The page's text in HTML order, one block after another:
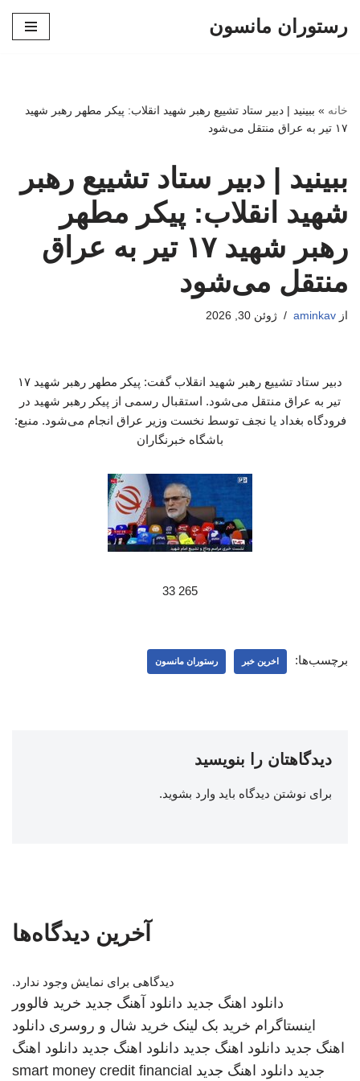
رستوران مانسون
خانه » ببینید | دبیر ستاد تشییع رهبر شهید انقلاب: پیکر مطهر رهبر شهید
۱۷ تیر به عراق منتقل می‌شود
ببینید | دبیر ستاد تشییع رهبر
شهید انقلاب: پیکر مطهر
رهبر شهید ۱۷ تیر به عراق
منتقل می‌شود
از aminkav ژوئن 30, 2026
دبیر ستاد تشییع رهبر شهید انقلاب گفت: پیکر مطهر رهبر شهید ۱۷
تیر به عراق منتقل می‌شود. استقبال رسمی از پیکر رهبر شهید در
فرودگاه بغداد یا نجف توسط نخست وزیر عراق انجام می‌شود. منبع:
باشگاه خبرنگاران
265 33
برچسب‌ها: اخرین خبر رستوران مانسون
دیدگاهتان را بنویسید
برای نوشتن دیدگاه باید وارد بشوید.
آخرین دیدگاه‌ها
دیدگاهی برای نمایش وجود ندارد.
دانلود اهنگ جدید دانلود آهنگ جدید خرید فالوور
اینستاگرام خرید بک لینک خرید شال و روسری دانلود
اهنگ جدید دانلود اهنگ جدید دانلود اهنگ جدید دانلود اهنگ
جدید دانلود اهنگ جدید smart money credit financial